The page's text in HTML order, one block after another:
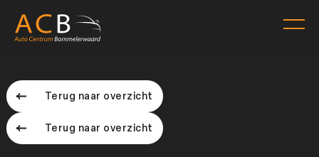
Terug naar overzicht
Terug naar overzicht